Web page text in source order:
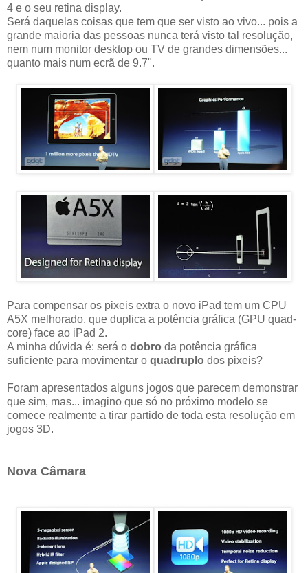
4 e o seu retina display.
Será daquelas coisas que tem que ser visto ao vivo... pois a
grande maioria das pessoas nunca terá visto tal resolução,
nem num monitor desktop ou TV de grandes dimensões...
quanto mais num ecrã de 9.7".
Para compensar os pixeis extra o novo iPad tem um CPU
A5X melhorado, que duplica a potência gráfica (GPU quad-
core) face ao iPad 2.
A minha dúvida é: será o dobro da potência gráfica
suficiente para movimentar o quadruplo dos pixeis?
Foram apresentados alguns jogos que parecem demonstrar
que sim, mas... imagino que só no próximo modelo se
comece realmente a tirar partido de toda esta resolução em
jogos 3D.
Nova Câmara